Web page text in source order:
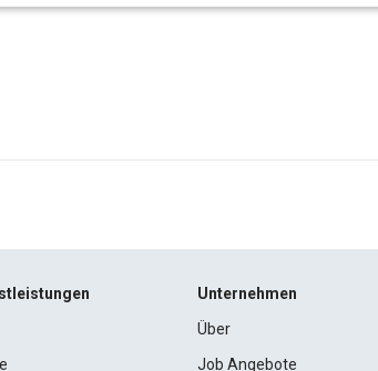
Unternehmen
Über
Job Angebote